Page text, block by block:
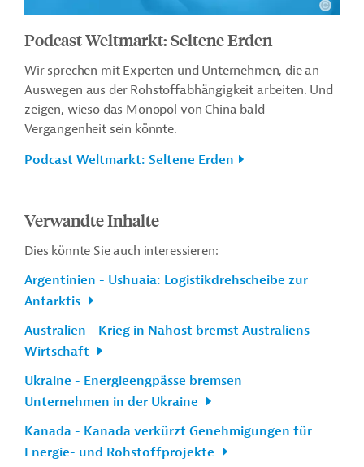
Podcast Weltmarkt: Seltene Erden
Wir sprechen mit Experten und Unternehmen, die an
Auswegen aus der Rohstoffabhängigkeit arbeiten. Und
zeigen, wieso das Monopol von China bald
Vergangenheit sein könnte.
Podcast Weltmarkt: Seltene Erden
Verwandte Inhalte
Dies könnte Sie auch interessieren:
Argentinien - Ushuaia: Logistikdrehscheibe zur
Antarktis
Australien - Krieg in Nahost bremst Australiens
Wirtschaft
Ukraine - Energieengpässe bremsen
Unternehmen in der Ukraine
Kanada - Kanada verkürzt Genehmigungen für
Energie- und Rohstoffprojekte